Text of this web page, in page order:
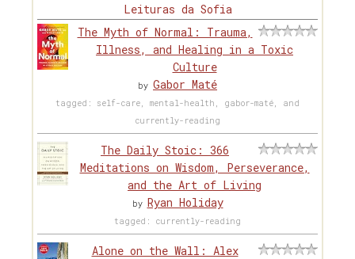
Leituras da Sofia
The Myth of Normal: Trauma,
Illness, and Healing in a Toxic
Culture
by Gabor Maté
tagged: self-care, mental-health, gabor-maté, and
currently-reading
The Daily Stoic: 366
Meditations on Wisdom, Perseverance,
and the Art of Living
by Ryan Holiday
tagged: currently-reading
Alone on the Wall: Alex